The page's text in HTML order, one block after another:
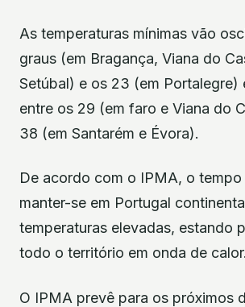
As temperaturas mínimas vão
graus (em Bragança, Viana do
Setúbal) e os 23 (em Portalegre)
entre os 29 (em faro e Viana do
38 (em Santarém e Évora).
De acordo com o IPMA, o tempo
manter-se em Portugal
temperaturas elevadas, estando
todo o território em onda de calor.
O IPMA prevê para os próximos